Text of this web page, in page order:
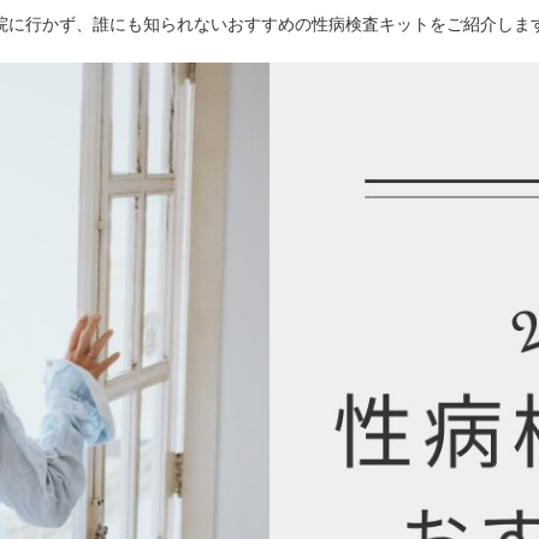
に行かず、誰にも知られないおすすめの性病検査キットをご紹介しま